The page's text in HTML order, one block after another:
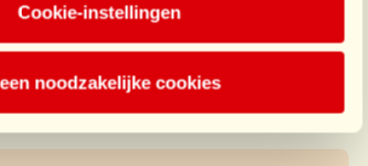
Cookie-instellingen
noodzakelijke cookies